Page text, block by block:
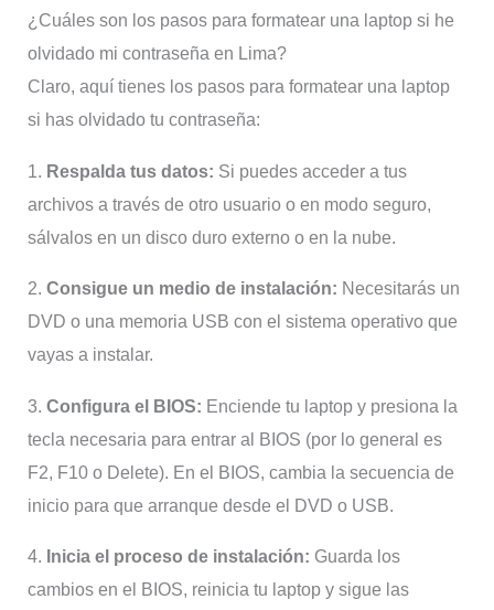
¿Cuáles son los pasos para formatear una laptop si he
olvidado mi contraseña en Lima?
Claro, aquí tienes los pasos para formatear una laptop
si has olvidado tu contraseña:
1. Respalda tus datos: Si puedes acceder a tus
archivos a través de otro usuario o en modo seguro,
sálvalos en un disco duro externo o en la nube.
2.Consigue un medio de instalación: Necesitarás un
DVD o una memoria USB con el sistema operativo que
vayas a instalar.
3.Configura el BIOS: Enciende tu laptop y presiona la
tecla necesaria para entrar al BIOS (por lo general es
F2, F10 o Delete). En el BIOS, cambia la secuencia de
inicio para que arranque desde el DVD o USB.
4. Inicia el proceso de instalación: Guarda los
cambios en el BIOS, reinicia tu laptop y sigue las